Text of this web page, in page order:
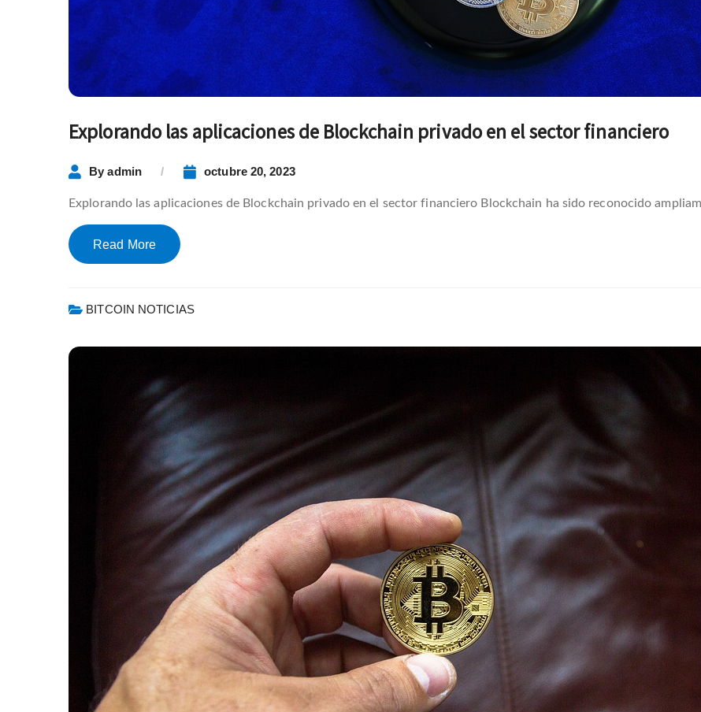
Explorando las aplicaciones de Blockchain privado en el sector financiero
Byadmin octubre 20, 2023
Explorando las aplicaciones de Blockchain privado en el sector financiero Blockchain ha sido reconocido
Read More
BITCOIN NOTICIAS